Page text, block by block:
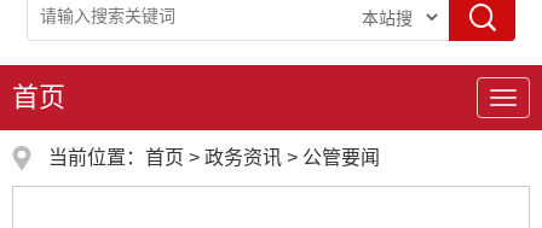
导
首页
当前位置： 首页 > 政务资讯 > 公管要闻